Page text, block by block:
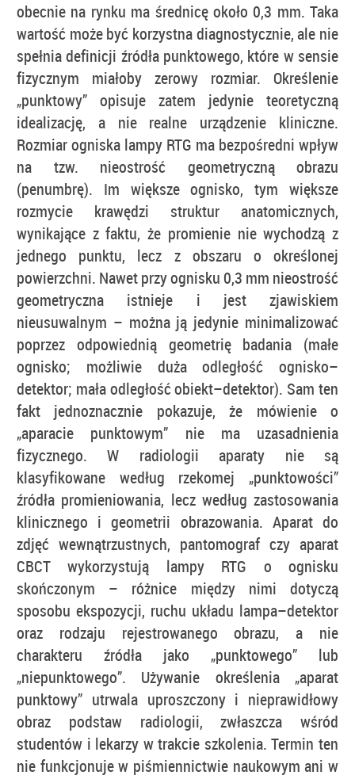
obecnie na rynku ma średnicę około 0,3 mm. Taka
wartość może być korzystna diagnostycznie, ale nie
spełnia definicji źródła punktowego, które w sensie
fizycznym miałoby zerowy rozmiar. Określenie
„punktowy” opisuje zatem jedynie teoretyczną
idealizację, a nie realne urządzenie kliniczne.
Rozmiar ogniska lampy RTG ma bezpośredni wpływ
na tzw. nieostrość geometryczną obrazu
(penumbrę). Im większe ognisko, tym większe
rozmycie krawędzi struktur anatomicznych,
wynikające z faktu, że promienie nie wychodzą z
jednego punktu, lecz z obszaru o określonej
powierzchni. Nawet przy ognisku 0,3 mm nieostrość
geometryczna istnieje i jest zjawiskiem
nieusuwalnym – można ją jedynie minimalizować
poprzez odpowiednią geometrię badania (małe
ognisko; możliwie duża odległość ognisko–
detektor; mała odległość obiekt–detektor). Sam ten
fakt jednoznacznie pokazuje, że mówienie o
„aparacie punktowym” nie ma uzasadnienia
fizycznego. W radiologii aparaty nie są
klasyfikowane według rzekomej „punktowości”
źródła promieniowania, lecz według zastosowania
klinicznego i geometrii obrazowania. Aparat do
zdjęć wewnątrzustnych, pantomograf czy aparat
CBCT wykorzystują lampy RTG o ognisku
skończonym – różnice między nimi dotyczą
sposobu ekspozycji, ruchu układu lampa–detektor
oraz rodzaju rejestrowanego obrazu, a nie
charakteru źródła jako „punktowego” lub
„niepunktowego”. Używanie określenia „aparat
punktowy” utrwala uproszczony i nieprawidłowy
obraz podstaw radiologii, zwłaszcza wśród
studentów i lekarzy w trakcie szkolenia. Termin ten
nie funkcjonuje w piśmiennictwie naukowym ani w